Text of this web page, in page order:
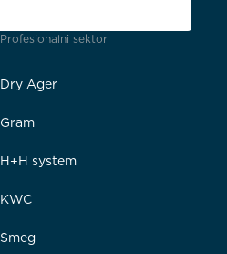
Profesionalni sektor
Dry Ager
Gram
H+H system
KWC
Smeg